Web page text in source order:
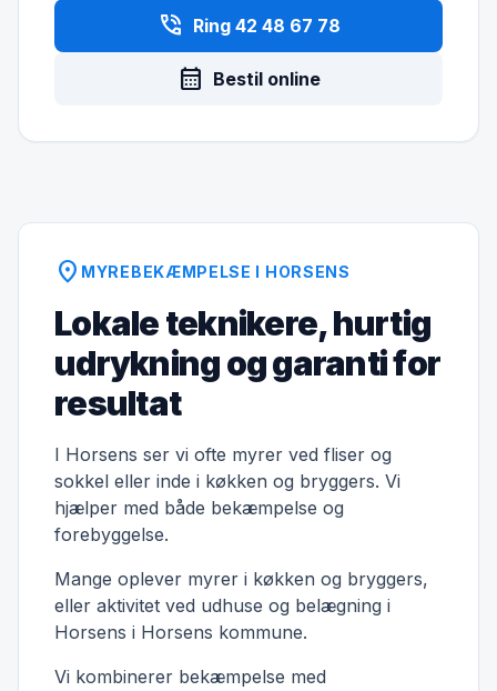
phone_in_talk Ring 42 48 67 78
calendar_month Bestil online
location_on MYREBEKÆMPELSE I HORSENS
Lokale teknikere, hurtig
udrykning og garanti for
resultat
I Horsens ser vi ofte myrer ved fliser og
sokkel eller inde i køkken og bryggers. Vi
hjælper med både bekæmpelse og
forebyggelse.
Mange oplever myrer i køkken og bryggers,
eller aktivitet ved udhuse og belægning i
Horsens i Horsens kommune.
Vi kombinerer bekæmpelse med